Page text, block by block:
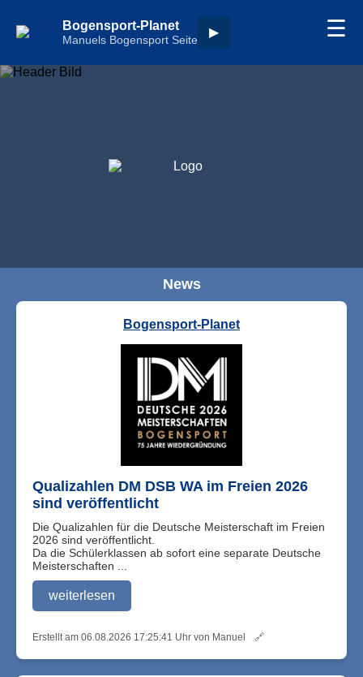
Bogensport-Planet
Manuels Bogensport Seite
▶ ☰
News
Bogensport-Planet
Qualizahlen DM DSB WA im Freien 2026
sind veröffentlicht
Die Qualizahlen für die Deutsche Meisterschaft im Freien
2026 sind veröffentlicht.
Da die Schülerklassen ab sofort eine separate Deutsche
Meisterschaften ...
weiterlesen
Erstellt am 06.08.2026 17:25:41 Uhr von Manuel 🔗